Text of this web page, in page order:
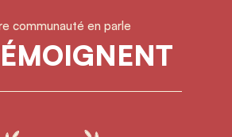
communauté en parle